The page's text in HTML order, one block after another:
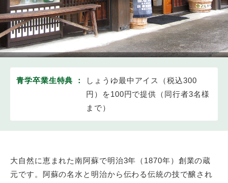
青学卒業生特典 ：
しょうゆ最中アイス（税込300
円）を100円で提供（同行者3名様
まで）
大自然に恵まれた南阿蘇で明治3年（1870年）創業の蔵
元です。阿蘇の名水と明治から伝わる伝統の技で醸され